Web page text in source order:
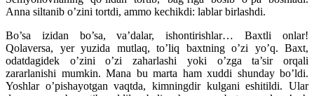
Anna siltanib o’zini tortdi, ammo kechikdi: lablar birlashdi.
Bo’sa izidan bo’sa, va’dalar, ishontirishlar… Baxtli onlar!
Qolaversa, yer yuzida mutlaq, to’liq baxtning o’zi yo’q. Baxt,
odatdagidek o’zini o’zi zaharlashi yoki o’zga ta’sir orqali
zararlanishi mumkin. Mana bu marta ham xuddi shunday bo’ldi.
Yoshlar o’pishayotgan vaqtda, kimningdir kulgani eshitildi. Ular